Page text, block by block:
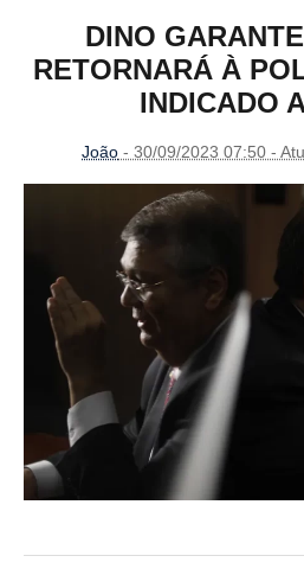
DINO
RETORNARÁ À
INDICADO
João - 30/09/2023 07:50 -